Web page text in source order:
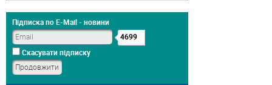
Підписка по E-Mail - новини
4699
Скасувати підписку